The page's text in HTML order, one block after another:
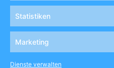
Statistiken
Marketing
Dienste verwalten